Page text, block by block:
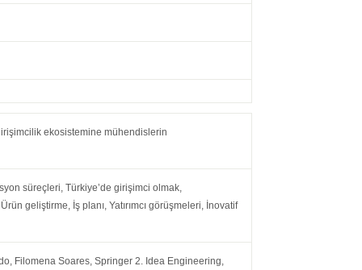
ekosistemine mühendislerin
süreçleri, Türkiye’de girişimci olmak,
geliştirme, İş planı, Yatırımcı görüşmeleri, İnovatif
Filomena Soares, Springer 2. Idea Engineering,